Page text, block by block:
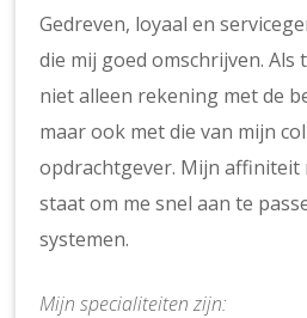
Gedreven, loyaal en
die mij goed omschrijven.
niet alleen rekening met de
maar ook met die van mijn
opdrachtgever. Mijn affiniteit
staat om me snel aan te
systemen.
Mijn specialiteiten zijn: